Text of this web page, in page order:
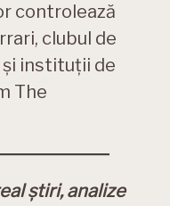
controlează
clubul de
instituții de
The
știri, analize